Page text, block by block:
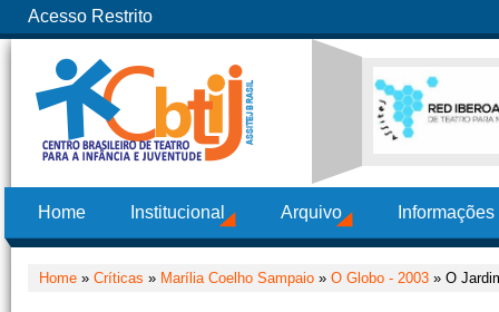
Acesso Restrito
Home Institucional Arquivo
Home » Críticas » Marília Coelho Sampaio » O Globo - 2003 » O